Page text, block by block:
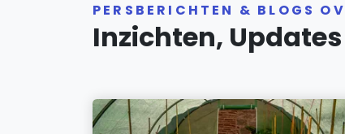
PERSBERICHTEN & BLOGS
Inzichten,